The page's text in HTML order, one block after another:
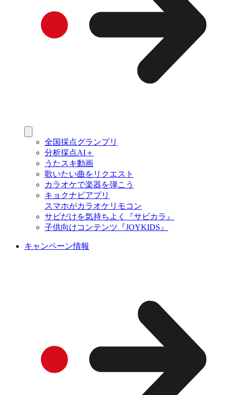
全国採点グランプリ
分析採点AI＋
うたスキ動画
歌いたい曲をリクエスト
カラオケで楽器を弾こう
キョクナビアプリ
スマホがカラオケリモコン
サビだけを気持ちよく『サビカラ』
子供向けコンテンツ『JOYKIDS』
キャンペーン情報